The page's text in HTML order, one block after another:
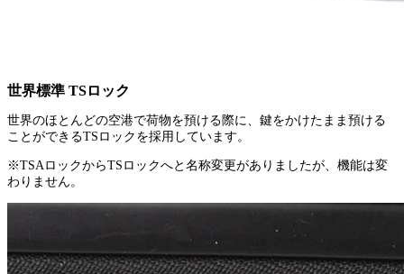
世界標準 TSロック
世界のほとんどの空港で荷物を預ける際に、鍵をかけたまま預ける
ことができるTSロックを採用しています。
※TSAロックからTSロックへと名称変更がありましたが、機能は変
わりません。